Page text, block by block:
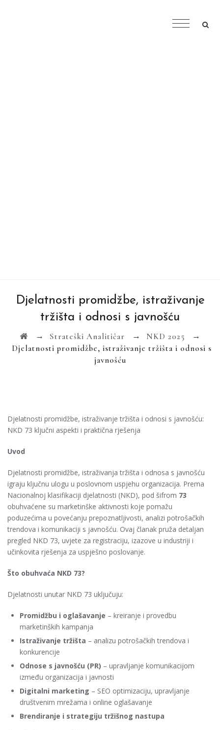
Djelatnosti promidžbe, istraživanje
tržišta i odnosi s javnošću
→ Strateški Analitičar → NKD 2025 →
Djelatnosti promidžbe, istraživanje tržišta i odnosi s
javnošću
Djelatnosti promidžbe, istraživanje tržišta i odnosi s javnošću:
NKD 73 ključni aspekti i praktična rješenja
Uvod
Djelatnosti promidžbe, istraživanja tržišta i odnosa s javnošću
igraju ključnu ulogu u poslovnom uspjehu organizacija. Prema
Nacionalnoj klasifikaciji djelatnosti (NKD), pod šifrom 73
obuhvaćene su marketinške aktivnosti koje pomažu
poduzećima u povećanju prepoznatljivosti, analizi potrošačkih
trendova i komunikaciji s javnošću. Ovaj članak pruža detaljan
pregled NKD 73, uvjete za registraciju, izazove u industriji i
učinkovita rješenja za uspješno poslovanje.
Što obuhvaća NKD 73?
Djelatnosti unutar NKD 73 uključuju:
Promidžbu i oglašavanje – kreiranje i provedbu
marketinških kampanja
Istraživanje tržišta – analizu potrošačkih trendova i
konkurencije
Odnose s javnošću (PR) – upravljanje komunikacijom
između organizacija i javnosti
Digitalni marketing – SEO optimizaciju, upravljanje
društvenim mrežama i online oglašavanje
Brendiranje i strategiju tržišnog nastupa